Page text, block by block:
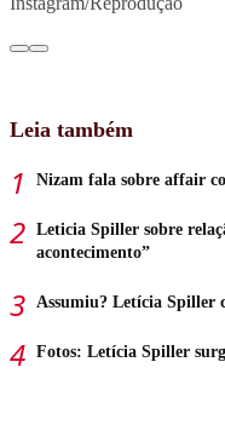
Leia também
Nizam fala sobre affair
Leticia Spiller sobre
acontecimento”
Assumiu? Letícia Spiller
Fotos: Letícia Spiller